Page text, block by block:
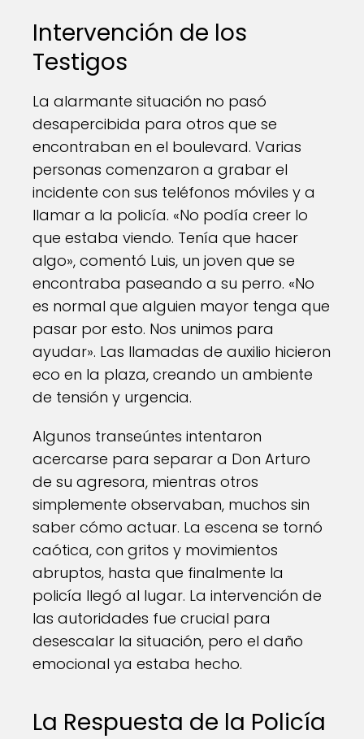
Intervención de los
Testigos
La alarmante situación no pasó
desapercibida para otros que se
encontraban en el boulevard. Varias
personas comenzaron a grabar el
incidente con sus teléfonos móviles y a
llamar a la policía. «No podía creer lo
que estaba viendo. Tenía que hacer
algo», comentó Luis, un joven que se
encontraba paseando a su perro. «No
es normal que alguien mayor tenga que
pasar por esto. Nos unimos para
ayudar». Las llamadas de auxilio hicieron
eco en la plaza, creando un ambiente
de tensión y urgencia.
Algunos transeúntes intentaron
acercarse para separar a Don Arturo
de su agresora, mientras otros
simplemente observaban, muchos sin
saber cómo actuar. La escena se tornó
caótica, con gritos y movimientos
abruptos, hasta que finalmente la
policía llegó al lugar. La intervención de
las autoridades fue crucial para
desescalar la situación, pero el daño
emocional ya estaba hecho.
La Respuesta de la Policía